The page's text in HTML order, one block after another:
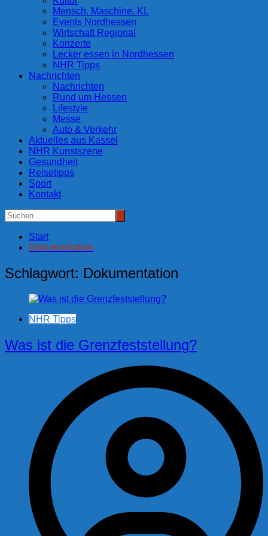
Mensch. Maschine. KI.
Events Nordhessen
Wirtschaft Regional
Konzerte
Lecker essen in Nordhessen
NHR Tipps
Nachrichten
Nachrichten
Rund um Hessen
Lifestyle
Messe
Auto & Verkehr
Aktuelles aus Kassel
NHR Kunstszene
Gesundheit
Reisetipps
Sport
Kontakt
Start
Dokumentation
Schlagwort: Dokumentation
NHR Tipps
Was ist die Grenzfeststellung?